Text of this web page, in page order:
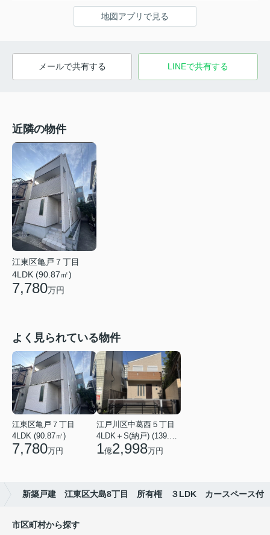
地図アプリで見る
メールで共有する LINEで共有する
近隣の物件
江東区亀戸７丁目
4LDK (90.87㎡)
7,780万円
よく見られている物件
江東区亀戸７丁目
4LDK (90.87㎡)
7,780万円
江戸川区中葛西５丁目
4LDK＋S(納戸) (139.49㎡)
1億2,998万円
新築戸建 江東区大島8丁目 所有権 ３LDK カースペース付
市区町村から探す